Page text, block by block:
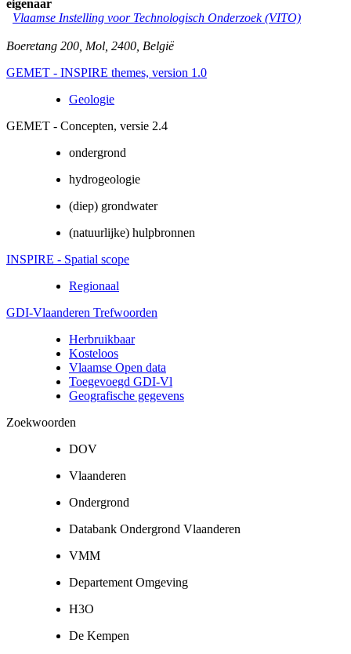
eigenaar
Vlaamse Instelling voor Technologisch Onderzoek (VITO)
Boeretang 200 Mol 2400 België
GEMET - INSPIRE themes, version 1.0
Geologie
GEMET - Concepten, versie 2.4
ondergrond
hydrogeologie
(diep) grondwater
(natuurlijke) hulpbronnen
INSPIRE - Spatial scope
Regionaal
GDI-Vlaanderen Trefwoorden
Herbruikbaar
Kosteloos
Vlaamse Open data
Toegevoegd GDI-Vl
Geografische gegevens
Zoekwoorden
DOV
Vlaanderen
Ondergrond
Databank Ondergrond Vlaanderen
VMM
Departement Omgeving
H3O
De Kempen